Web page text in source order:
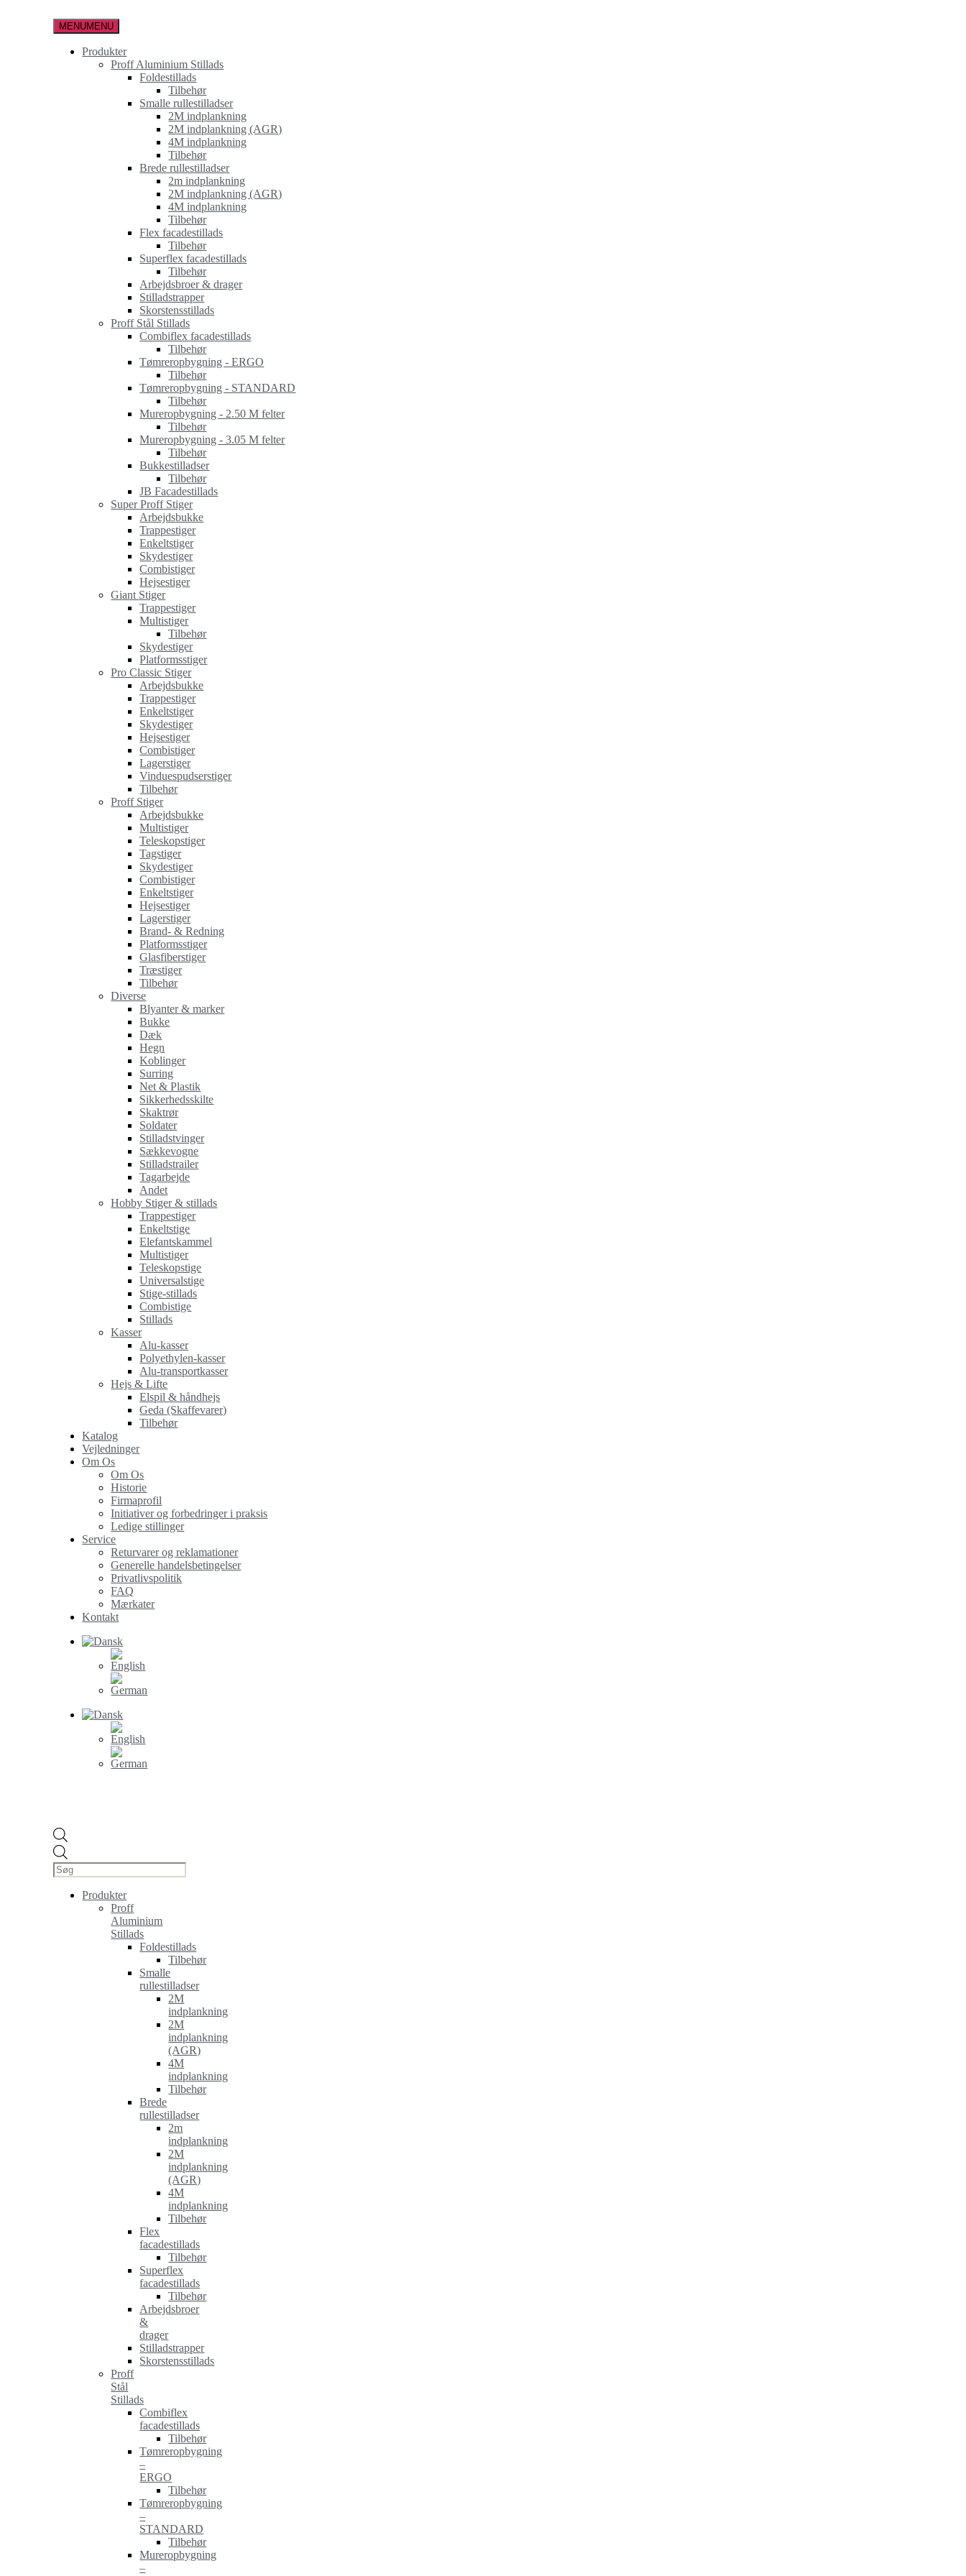
MENUMENU
Produkter
Proff Aluminium Stillads
Foldestillads
Tilbehør
Smalle rullestilladser
2M indplankning
2M indplankning (AGR)
4M indplankning
Tilbehør
Brede rullestilladser
2m indplankning
2M indplankning (AGR)
4M indplankning
Tilbehør
Flex facadestillads
Tilbehør
Superflex facadestillads
Tilbehør
Arbejdsbroer & drager
Stilladstrapper
Skorstensstillads
Proff Stål Stillads
Combiflex facadestillads
Tilbehør
Tømreropbygning - ERGO
Tilbehør
Tømreropbygning - STANDARD
Tilbehør
Mureropbygning - 2.50 M felter
Tilbehør
Mureropbygning - 3.05 M felter
Tilbehør
Bukkestilladser
Tilbehør
JB Facadestillads
Super Proff Stiger
Arbejdsbukke
Trappestiger
Enkeltstiger
Skydestiger
Combistiger
Hejsestiger
Giant Stiger
Trappestiger
Multistiger
Tilbehør
Skydestiger
Platformsstiger
Pro Classic Stiger
Arbejdsbukke
Trappestiger
Enkeltstiger
Skydestiger
Hejsestiger
Combistiger
Lagerstiger
Vinduespudserstiger
Tilbehør
Proff Stiger
Arbejdsbukke
Multistiger
Teleskopstiger
Tagstiger
Skydestiger
Combistiger
Enkeltstiger
Hejsestiger
Lagerstiger
Brand- & Redning
Platformsstiger
Glasfiberstiger
Træstiger
Tilbehør
Diverse
Blyanter & marker
Bukke
Dæk
Hegn
Koblinger
Surring
Net & Plastik
Sikkerhedsskilte
Skaktrør
Soldater
Stilladstvinger
Sækkevogne
Stilladstrailer
Tagarbejde
Andet
Hobby Stiger & stillads
Trappestiger
Enkeltstige
Elefantskammel
Multistiger
Teleskopstige
Universalstige
Stige-stillads
Combistige
Stillads
Kasser
Alu-kasser
Polyethylen-kasser
Alu-transportkasser
Hejs & Lifte
Elspil & håndhejs
Geda (Skaffevarer)
Tilbehør
Katalog
Vejledninger
Om Os
Om Os
Historie
Firmaprofil
Initiativer og forbedringer i praksis
Ledige stillinger
Service
Returvarer og reklamationer
Generelle handelsbetingelser
Privatlivspolitik
FAQ
Mærkater
Kontakt
search
Produkter
Proff
Aluminium
Stillads
Foldestillads
Tilbehør
Smalle
rullestilladser
2M
indplankning
2M
indplankning
(AGR)
4M
indplankning
Tilbehør
Brede
rullestilladser
2m
indplankning
2M
indplankning
(AGR)
4M
indplankning
Tilbehør
Flex
facadestillads
Tilbehør
Superflex
facadestillads
Tilbehør
Arbejdsbroer
&
drager
Stilladstrapper
Skorstensstillads
Proff
Stål
Stillads
Combiflex
facadestillads
Tilbehør
Tømreropbygning
–
ERGO
Tilbehør
Tømreropbygning
–
STANDARD
Tilbehør
Mureropbygning
–